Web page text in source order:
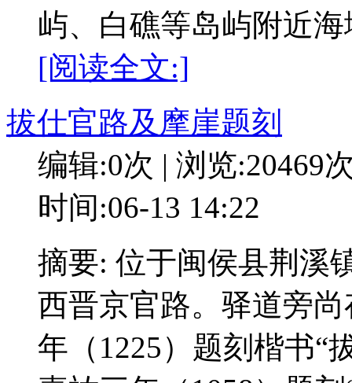
屿、白礁等岛屿附近
[阅读全文:]
拔仕官路及摩崖题刻
编辑:0次 | 浏览:20469
时间:06-13 14:22
摘要: 位于闽侯县荆溪
西晋京官路。驿道旁
年（1225）题刻楷书“